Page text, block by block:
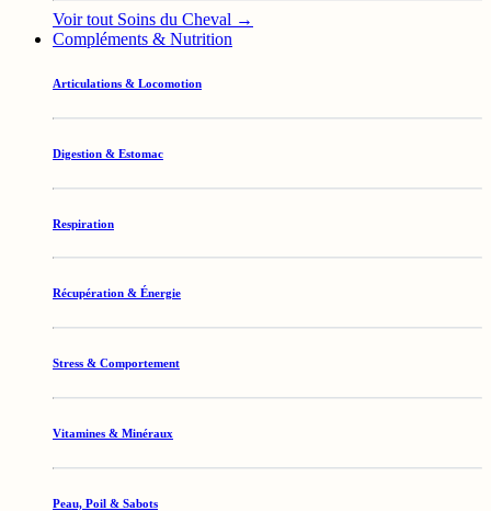
Voir tout Soins du Cheval →
Compléments & Nutrition
Articulations & Locomotion
Digestion & Estomac
Respiration
Récupération & Énergie
Stress & Comportement
Vitamines & Minéraux
Peau, Poil & Sabots